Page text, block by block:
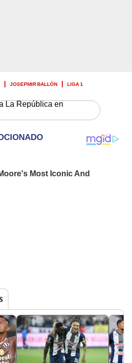
JOSEPMIR BALLÓN LIGA 1
La República en